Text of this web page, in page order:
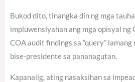
Bukod dito, tinangka din ng mga
impluwensiyahan ang mga opisyal ng
COA audit findings sa “query”
bise-presidente sa pananagutan.
Kapanalig, ating nasaksihan sa